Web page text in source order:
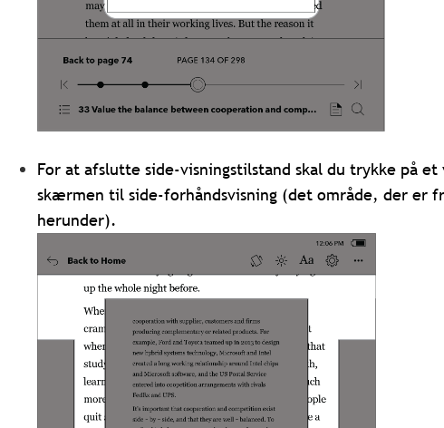
For at afslutte side-visningstilstand skal du trykke på
skærmen til side-forhåndsvisning (det område, der er
herunder).